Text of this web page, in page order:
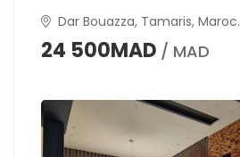
Dar Bouazza, Tamaris, Maroc.
24 500MAD / MAD